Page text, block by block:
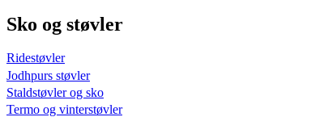
Sko og støvler
Ridestøvler
Jodhpurs støvler
Staldstøvler og sko
Termo og vinterstøvler